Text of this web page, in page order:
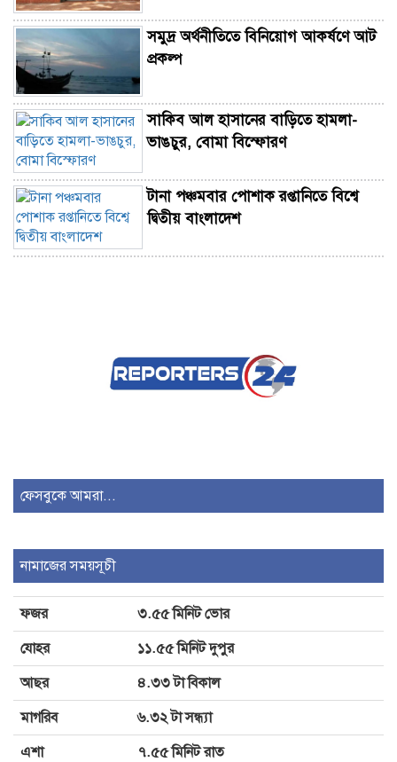
সমুদ্র অর্থনীতিতে বিনিয়োগ আকর্ষণে আট
প্রকল্প
সাকিব আল হাসানের বাড়িতে হামলা-
ভাঙচুর, বোমা বিস্ফোরণ
টানা পঞ্চমবার পোশাক রপ্তানিতে বিশ্বে
দ্বিতীয় বাংলাদেশ
চাঁদপুরে মাদকবিরোধী অভিযানে হামলায়
প্রবাসীর মৃত্যু
জুলাই গণঅভ্যুত্থানের দ্বিতীয় বর্ষপূর্তি
উপলক্ষে শ্যামনগরে জামায়াতের গণমিছিল
ও সমাবেশ
ফেসবুকে আমরা...
নামাজের সময়সূচী
ফজর
৩.৫৫ মিনিট ভোর
যোহর
১১.৫৫ মিনিট দুপুর
আছর
৪.৩৩ টা বিকাল
মাগরিব
৬.৩২ টা সন্ধ্যা
এশা
৭.৫৫ মিনিট রাত